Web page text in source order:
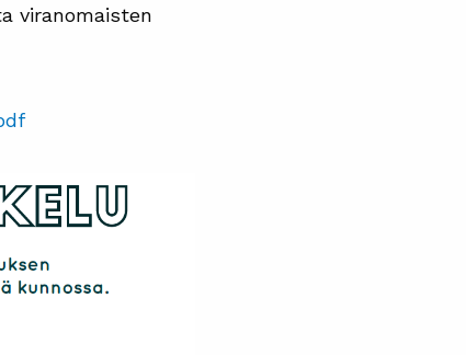
viranomaisten